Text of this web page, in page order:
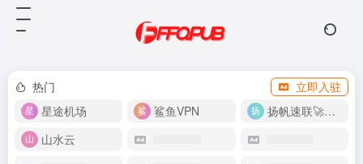
热门
立即入驻
星途机场
鲨鱼VPN
扬帆速联🚀很快
山水云